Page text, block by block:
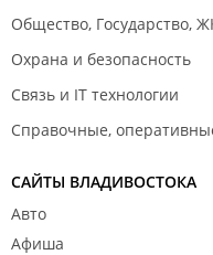
Общество, Государство,
Охрана и безопасность
Связь и IT технологии
Справочные,
САЙТЫ ВЛАДИВОСТОКА
Авто
Афиша